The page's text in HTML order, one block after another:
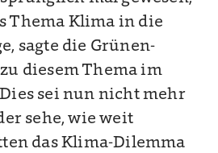
Thema Klima in die
sagte die Grünen-
diesem Thema im
sei nun nicht mehr
sehe, wie weit
das Klima-Dilemma